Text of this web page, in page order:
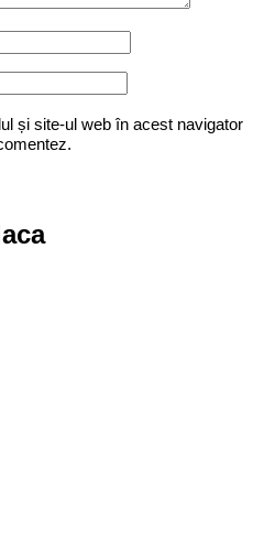
și site-ul web în acest navigator